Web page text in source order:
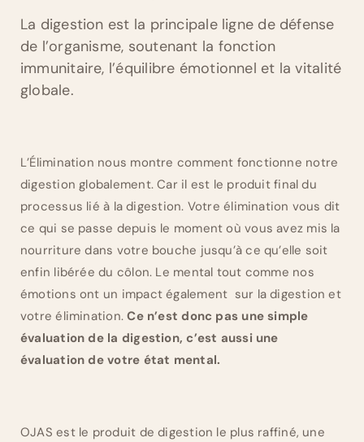
La digestion est la principale ligne de défense
de l’organisme, soutenant la fonction
immunitaire, l’équilibre émotionnel et la vitalité
globale.
L’Élimination nous montre comment fonctionne notre
digestion globalement. Car il est le produit final du
processus lié à la digestion. Votre élimination vous dit
ce qui se passe depuis le moment où vous avez mis la
nourriture dans votre bouche jusqu’à ce qu’elle soit
enfin libérée du côlon. Le mental tout comme nos
émotions ont un impact également sur la digestion et
votre élimination.Ce n’est donc pas une simple
évaluation de la digestion, c’est aussi une
évaluation de votre état mental.
OJAS est le produit de digestion le plus raffiné, une